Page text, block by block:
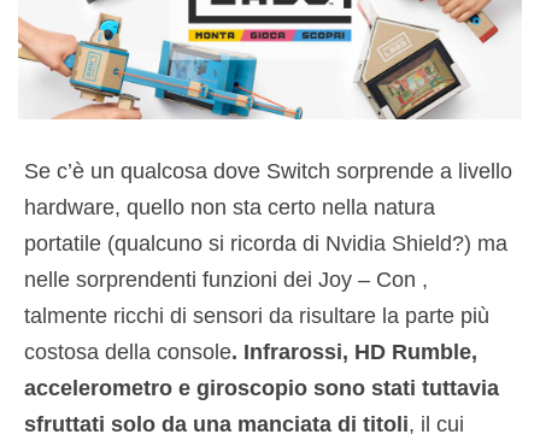
Se c’è un qualcosa dove Switch sorprende a livello
hardware, quello non sta certo nella natura
portatile (qualcuno si ricorda di Nvidia Shield?) ma
nelle sorprendenti funzioni dei Joy – Con ,
talmente ricchi di sensori da risultare la parte più
costosa della console. Infrarossi, HD Rumble,
accelerometro e giroscopio sono stati tuttavia
sfruttati solo da una manciata di titoli, il cui